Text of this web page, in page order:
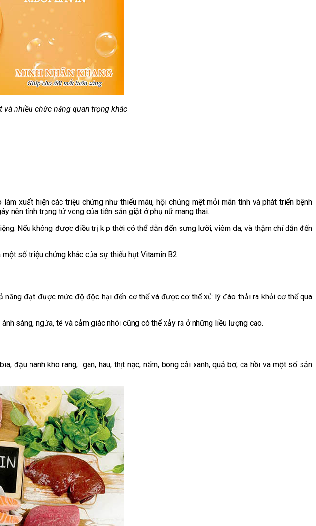
nhiều chức năng quan trọng khác
xuất hiện các triệu chứng như thiếu máu, hội chứng mệt mỏi mãn tính và phát triển bệnh
nên tình trạng tử vong của tiền sản giật ở phụ nữ mang thai.
Nếu không được điều trị kịp thời có thể dẫn đến sưng lưỡi, viêm da, và thậm chí dẫn đến
số triệu chứng khác của sự thiếu hụt Vitamin B2.
đạt được mức độ độc hại đến cơ thể và được cơ thể xử lý đào thải ra khỏi cơ thể qua
sáng, ngứa, tê và cảm giác nhói cũng có thể xảy ra ở những liều lượng cao.
đậu nành khô rang, gan, hàu, thịt nạc, nấm, bông cải xanh, quả bơ, cá hồi và một số sản